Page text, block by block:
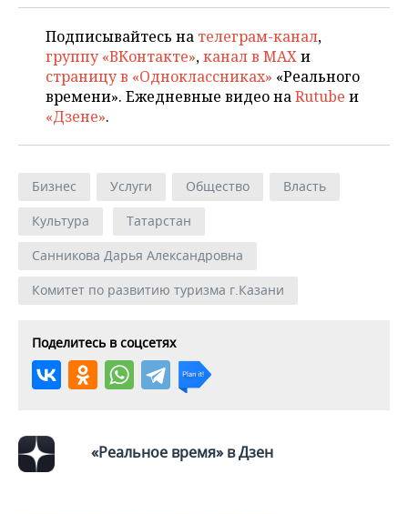
Подписывайтесь на телеграм-канал,
группу «ВКонтакте»,канал в MAXи
страницу в «Одноклассниках» «Реального
времени». Ежедневные видео наRutube и
«Дзене».
Бизнес Услуги Общество
Власть
Культура
Татарстан
Санникова Дарья Александровна
Комитет по развитию туризма г.Казани
Поделитесь в соцсетях
«Реальное время» в Дзен